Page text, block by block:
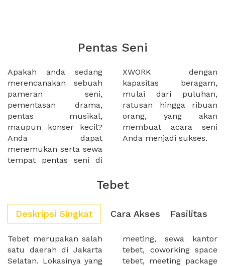
Pentas Seni
Apakah anda sedang
merencanakan sebuah
pameran seni,
pementasan drama,
pentas musikal,
maupun konser kecil?
Anda dapat
menemukan serta sewa
tempat pentas seni di
XWORK dengan
kapasitas beragam,
mulai dari puluhan,
ratusan hingga ribuan
orang, yang akan
membuat acara seni
Anda menjadi sukses.
Tebet
Deskripsi Singkat Cara Akses Fasilitas
Tebet merupakan salah
satu daerah di Jakarta
Selatan. Lokasinya yang
meeting, sewa kantor
tebet, coworking space
tebet, meeting package